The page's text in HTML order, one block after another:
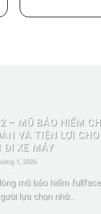
– MŨ BẢO HIỂM
VÀ TIỆN LỢI CHO
ĐI XE MÁY
1, 2026
mũ bảo hiểm fullface
lựa chọn nhờ...